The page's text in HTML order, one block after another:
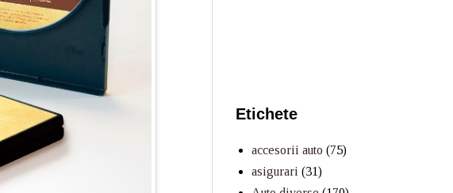
Etichete
accesorii auto (75)
asigurari (31)